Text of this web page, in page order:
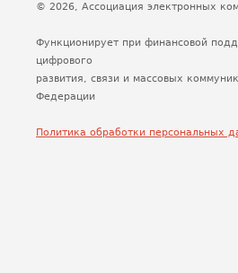
© 2026, Ассоциация электронных
Функционирует при финансовой
цифрового
развития, связи и массовых
Федерации
Политика обработки персональных